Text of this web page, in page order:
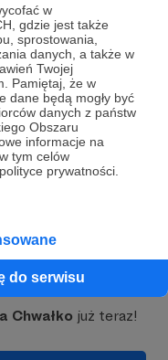
w
gdzie jest także
sprostowania,
danych, a także w
Twojej
Pamiętaj, że w
dane będą mogły być
danych z państw
Obszaru
informacje na
tym celów
prywatności.
do serwisu
To również
Owszem,
od
i trzymać się
osadzie, który
+6
Chwałko już teraz!